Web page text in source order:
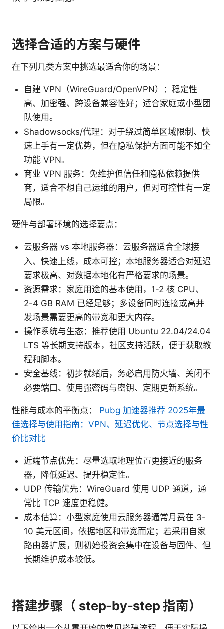
选择合适的方案与硬件
在下列几类方案中挑选最适合你的场景：
自建 VPN（WireGuard/OpenVPN）：稳定性
高、加密强、跨设备兼容性好；适合家庭或小型团
队使用。
Shadowsocks/代理：对于绕过简单区域限制、快
速上手有一定优势，但在隐私保护方面可能不如全
功能 VPN。
商业 VPN 服务：免维护但信任和隐私依赖提供
商，适合不想自己运维的用户，但对可控性有一定
局限。
硬件与部署环境的选择要点：
云服务器 vs 本地服务器：云服务器适合全球接
入、快速上线，成本可控；本地服务器适合对延迟
要求极高、对数据本地化有严格要求的场景。
资源需求：家庭用途的基本使用，1-2 核 CPU、
2-4 GB RAM 已经足够；多设备同时连接或高并
发场景需要更高的带宽和更大内存。
操作系统与生态：推荐使用 Ubuntu 22.04/24.04
LTS 等长期支持版本，社区支持活跃，便于获取教
程和脚本。
安全基线：初步就绪后，务必启用防火墙、关闭不
必要端口、使用强密码与密钥、定期更新系统。
性能与成本的平衡点： Pubg 加速器推荐 2025年最
佳选择与使用指南：VPN、延迟优化、节点选择与性
价比对比
近端节点优先：尽量选取地理位置更接近的服务
器，降低延迟、提升稳定性。
UDP 传输优先：WireGuard 使用 UDP 通道，通
常比 TCP 速度更稳健。
成本估算：小型家庭使用云服务器通常月费在 3-
10 美元区间，依据地区和带宽而定；若采用自家
路由器扩展，则初始投资会集中在设备与固件、但
长期维护成本较低。
搭建步骤（ step-by-step 指南）